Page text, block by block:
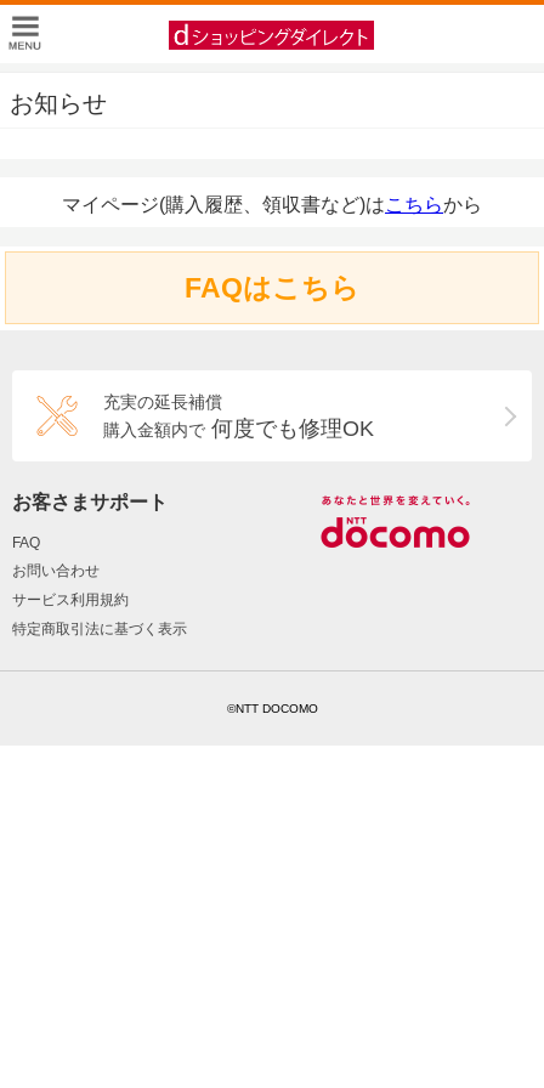
お知らせ
マイページ(購入履歴、領収書など)はこちらから
FAQはこちら
充実の延長補償
購入金額内で 何度でも修理OK
お客さまサポート
FAQ
お問い合わせ
サービス利用規約
特定商取引法に基づく表示
©NTT DOCOMO